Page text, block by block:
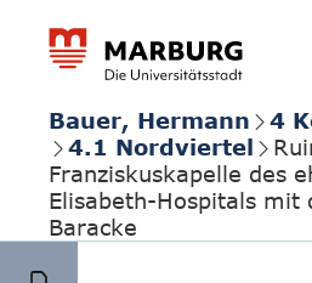
Bauer, Hermann
4
4.1 Nordviertel
Franziskuskapelle des
Elisabeth-Hospitals mit
Baracke